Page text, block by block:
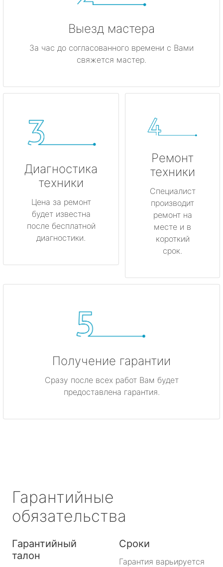
Выезд мастера
За час до согласованного времени с Вами
свяжется мастер.
Диагностика
техники
Цена за ремонт
будет известна
после бесплатной
диагностики.
Ремонт
техники
Специалист
производит
ремонт на
месте и в
короткий
срок.
Получение гарантии
Сразу после всех работ Вам будет
предоставлена гарантия.
Гарантийные
обязательства
Гарантийный
талон
Сроки
Гарантия варьируется